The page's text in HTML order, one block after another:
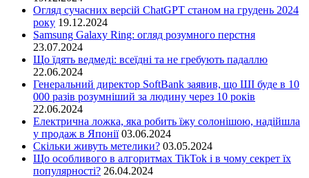
Огляд сучасних версій ChatGPT станом на грудень 2024
року 19.12.2024
Samsung Galaxy Ring: огляд розумного перстня
23.07.2024
Що їдять ведмеді: всеїдні та не гребують падаллю
22.06.2024
Генеральний директор SoftBank заявив, що ШІ буде в 10
000 разів розумніший за людину через 10 років
22.06.2024
Електрична ложка, яка робить їжу солонішою, надійшла
у продаж в Японії 03.06.2024
Скільки живуть метелики? 03.05.2024
Що особливого в алгоритмах TikTok і в чому секрет їх
популярності? 26.04.2024